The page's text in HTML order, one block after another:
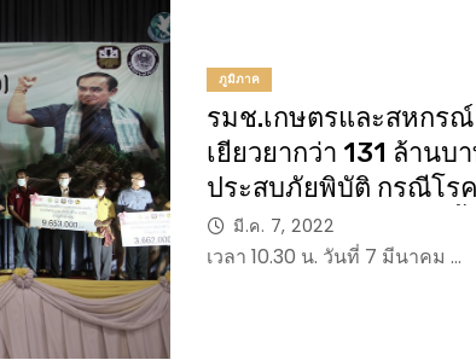
ภูมิภาค
รมช.เกษตรและสหกร
เยียวยากว่า 131 ล้านบ
ประสบภัยพิบัติ กรณีโร
จ.มหาสารคาม พร้อมชี้แ
ฝัน สร้างอาชีพ ยกระดับ
มี.ค. 7, 2022
เวลา 10.30 น. วันที่ 7 มีนาคม …